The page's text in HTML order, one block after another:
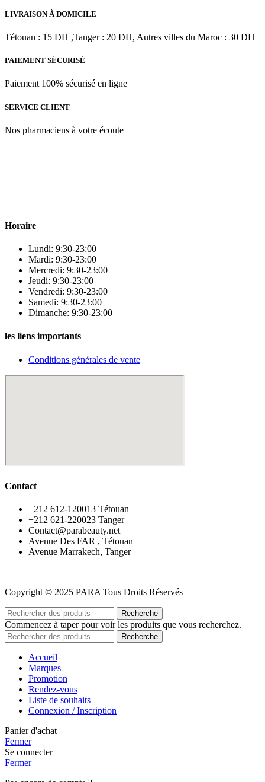
ml
initial
actuel
د.م.259.00.
LIVRAISON À DOMICILE
Tétouan : 15 DH ,Tanger : 20 DH, Autres villes du Maroc : 30 DH
PAIEMENT SÉCURISÉ
Paiement 100% sécurisé en ligne
SERVICE CLIENT
Nos pharmaciens à votre écoute
Horaire
Lundi: 9:30-23:00
Mardi: 9:30-23:00
Mercredi: 9:30-23:00
Jeudi: 9:30-23:00
Vendredi: 9:30-23:00
Samedi: 9:30-23:00
Dimanche: 9:30-23:00
les liens importants
Conditions générales de vente
Contact
‪+212 612-120013 Tétouan
‪+212 621-220023 Tanger
Contact@parabeauty.net
Avenue Des FAR , Tétouan
Avenue Marrakech, Tanger
Copyright © 2025 PARA Tous Droits Réservés
Recherche
Commencez à taper pour voir les produits que vous recherchez.
Recherche
Accueil
Marques
Promotion
Rendez-vous
Liste de souhaits
Connexion / Inscription
Panier d'achat
Fermer
Se connecter
Fermer